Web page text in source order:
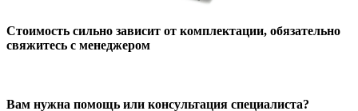
Стоимость сильно зависит от комплектации, обязательно
свяжитесь с менеджером
Вам нужна помощь или консультация специалиста?